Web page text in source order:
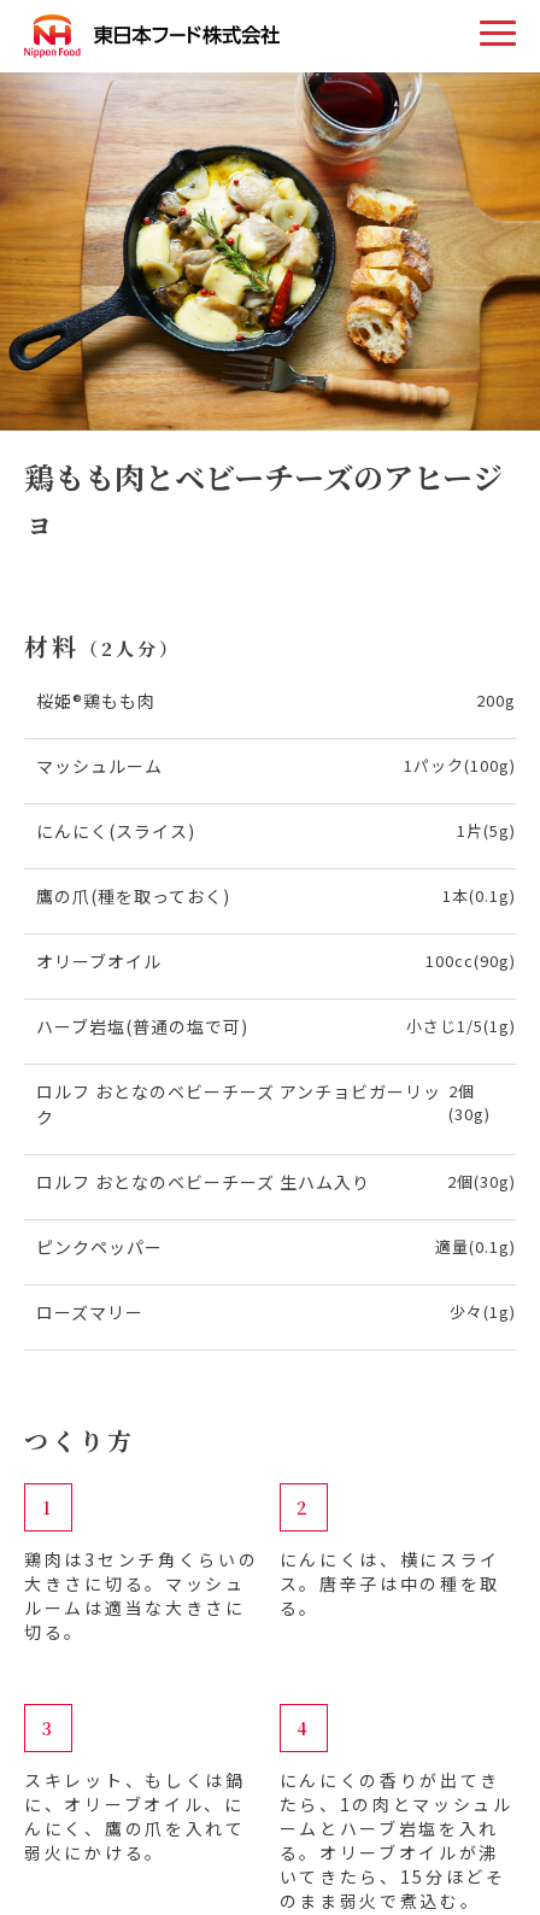
トップ
お知らせ
事業案内
取扱い商品
会社案内
鶏もも肉とベビーチーズのアヒージ
ョ
材料 （2人分）
桜姫®鶏もも肉 200g
マッシュルーム 1パック(100g)
にんにく(スライス) 1片(5g)
鷹の爪(種を取っておく) 1本(0.1g)
オリーブオイル 100cc(90g)
ハーブ岩塩(普通の塩で可) 小さじ1/5(1g)
ロルフ おとなのベビーチーズ アンチョビガーリッ
ク
2個
(30g)
ロルフ おとなのベビーチーズ 生ハム入り 2個(30g)
ピンクペッパー 適量(0.1g)
ローズマリー 少々(1g)
つくり方
1
鶏肉は3センチ角くらいの
大きさに切る。マッシュ
ルームは適当な大きさに
切る。
2
にんにくは、横にスライ
ス。唐辛子は中の種を取
る。
3
スキレット、もしくは鍋
に、オリーブオイル、に
んにく、鷹の爪を入れて
弱火にかける。
4
にんにくの香りが出てき
たら、1の肉とマッシュル
ームとハーブ岩塩を入れ
る。オリーブオイルが沸
いてきたら、15分ほどそ
のまま弱火で煮込む。